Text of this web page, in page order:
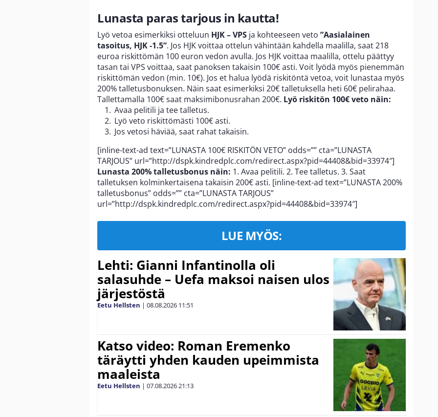
Lunasta paras tarjous in kautta!
Lyö vetoa esimerkiksi otteluun HJK – VPS ja kohteeseen veto ”Aasialainen
tasoitus, HJK -1.5”. Jos HJK voittaa ottelun vähintään kahdella maalilla, saat 218
euroa riskittömän 100 euron vedon avulla. Jos HJK voittaa maalilla, ottelu päättyy
tasan tai VPS voittaa, saat panoksen takaisin 100€ asti. Voit lyödä myös pienemmän
riskittömän vedon (min. 10€). Jos et halua lyödä riskitöntä vetoa, voit lunastaa myös
200% talletusbonuksen. Näin saat esimerkiksi 20€ talletuksella heti 60€ pelirahaa.
Tallettamalla 100€ saat maksimibonusrahan 200€. Lyö riskitön 100€ veto näin:
Avaa pelitili ja tee talletus.
Lyö veto riskittömästi 100€ asti.
Jos vetosi häviää, saat rahat takaisin.
[inline-text-ad text=”LUNASTA 100€ RISKITÖN VETO” odds=”” cta=”LUNASTA
TARJOUS” url=”http://dspk.kindredplc.com/redirect.aspx?pid=44408&bid=33974″]
Lunasta 200% talletusbonus näin: 1. Avaa pelitili. 2. Tee talletus. 3. Saat
talletuksen kolminkertaisena takaisin 200€ asti. [inline-text-ad text=”LUNASTA 200%
talletusbonus” odds=”” cta=”LUNASTA TARJOUS”
url=”http://dspk.kindredplc.com/redirect.aspx?pid=44408&bid=33974″]
LUE MYÖS:
Lehti: Gianni Infantinolla oli
salasuhde – Uefa maksoi naisen ulos
järjestöstä
Eetu Hellsten | 08.08.2026 11:51
Katso video: Roman Eremenko
täräytti yhden kauden upeimmista
maaleista
Eetu Hellsten | 07.08.202621:13